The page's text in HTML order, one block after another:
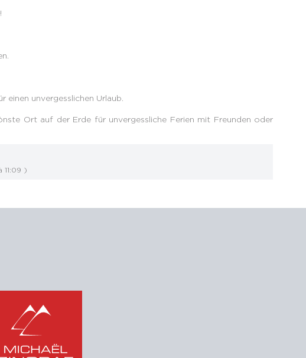
unvergesslichen Urlaub.
Ort auf der Erde für unvergessliche Ferien mit Freunden oder
11:09 )